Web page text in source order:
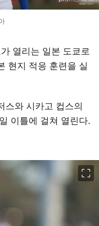
열리는 일본 도쿄로
현지 적응 훈련을 실
스와 시카고 컵스의
이틀에 걸쳐 열린다.